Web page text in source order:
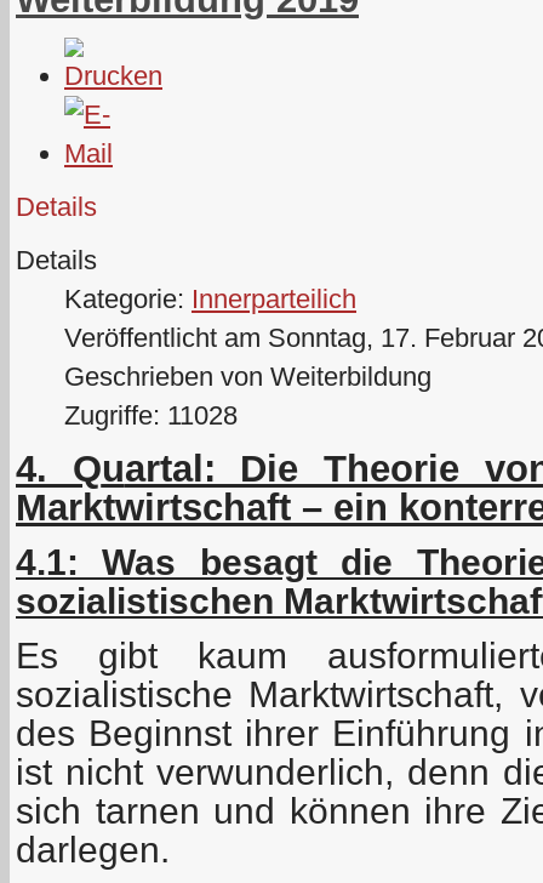
Details
Details
Kategorie: Innerparteilich
Veröffentlicht am Sonntag, 17. Februar
Geschrieben von Weiterbildung
Zugriffe: 11028
4. Quartal: Die Theorie
Marktwirtschaft – ein
4.1: Was besagt die
sozialistischen
Es gibt kaum
sozialistische Marktwirtschaft,
des Beginnst ihrer Einführung
ist nicht verwunderlich, denn
sich tarnen und können ihre
darlegen.